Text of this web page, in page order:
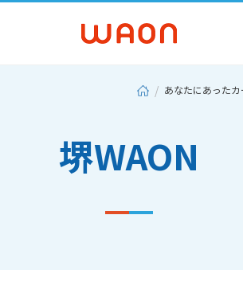
あなたにあった
堺WAON